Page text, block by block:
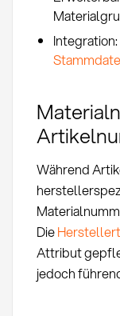
Während
Die
Attribut
jedoch